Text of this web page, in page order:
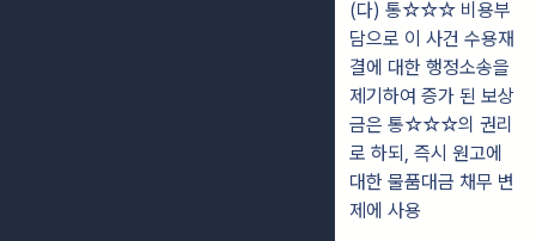
(다) 통☆☆☆ 비용부
담으로 이 사건 수용재
결에 대한 행정소송을
제기하여 증가 된 보상
금은 통☆☆☆의 권리
로 하되, 즉시 원고에
대한 물품대금 채무 변
제에 사용